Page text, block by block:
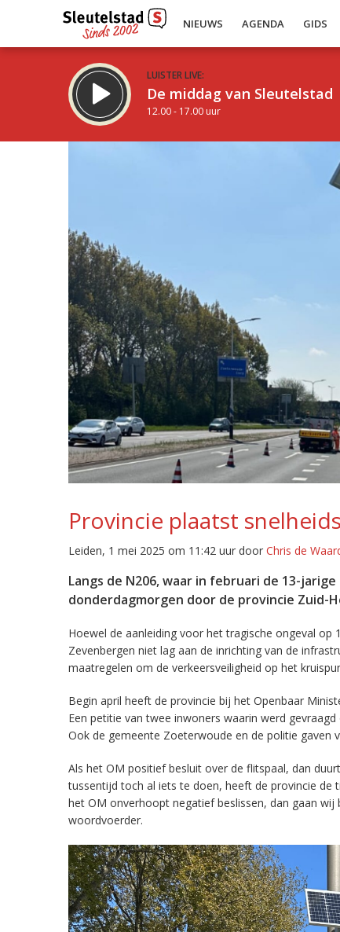
NIEUWS AGENDA GIDS
LUISTER LIVE:
De middag van Sleutelstad
12.00 - 17.00 uur
Provincie plaatst
Leiden, 1 mei 2025 om 11:42 uur door Chris de
Langs de N206, waar in februari de 13-
donderdagmorgen door de provincie Zuid-
Hoewel de aanleiding voor het tragische ongeval
Zevenbergen niet lag aan de inrichting van de
maatregelen om de verkeersveiligheid op het
Begin april heeft de provincie bij het Openbaar
Een petitie van twee inwoners waarin werd
Ook de gemeente Zoeterwoude en de politie gaven
Als het OM positief besluit over de flitspaal, dan
tussentijd toch al iets te doen, heeft de provincie de
het OM onverhoopt negatief beslissen, dan gaan wij
woordvoerder.